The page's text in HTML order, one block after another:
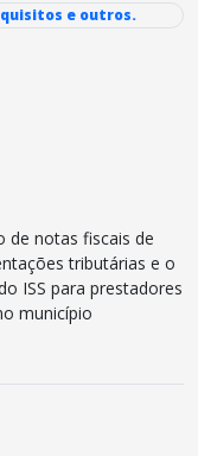
e outros.
de notas fiscais de
tributárias e o
ISS para prestadores
município